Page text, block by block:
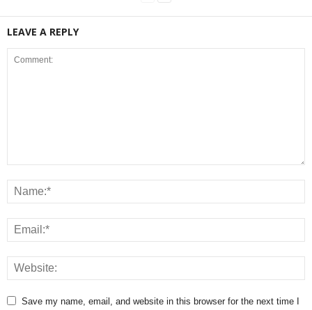
LEAVE A REPLY
Save my name, email, and website in this browser for the next time I